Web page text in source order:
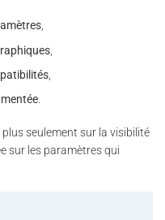
.
seulement sur la visibilité
sur les paramètres qui